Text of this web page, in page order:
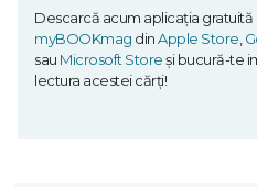
Descarcă acum aplicația gratuită
myBOOKmag dinApple Store,
sau Microsoft Storeși bucură-te
lectura acestei cărți!